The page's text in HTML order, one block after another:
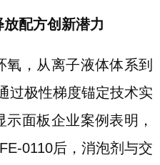
配方创新潜力
氧，从离子液体体系到
过极性梯度锚定技术实
面板企业案例表明，
0110后，消泡剂与交